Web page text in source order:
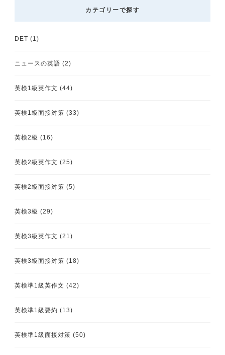
カテゴリーで探す
DET (1)
ニュースの英語 (2)
英検1級英作文 (44)
英検1級面接対策 (33)
英検2級 (16)
英検2級英作文 (25)
英検2級面接対策 (5)
英検3級 (29)
英検3級英作文 (21)
英検3級面接対策 (18)
英検準1級英作文 (42)
英検準1級要約 (13)
英検準1級面接対策 (50)